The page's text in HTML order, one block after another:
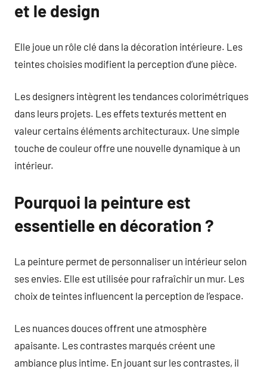
et le design
Elle joue un rôle clé dans la décoration intérieure. Les
teintes choisies modifient la perception d’une pièce.
Les designers intègrent les tendances colorimétriques
dans leurs projets. Les effets texturés mettent en
valeur certains éléments architecturaux. Une simple
touche de couleur offre une nouvelle dynamique à un
intérieur.
Pourquoi la peinture est
essentielle en décoration ?
La peinture permet de personnaliser un intérieur selon
ses envies. Elle est utilisée pour rafraîchir un mur. Les
choix de teintes influencent la perception de l’espace.
Les nuances douces offrent une atmosphère
apaisante. Les contrastes marqués créent une
ambiance plus intime. En jouant sur les contrastes, il